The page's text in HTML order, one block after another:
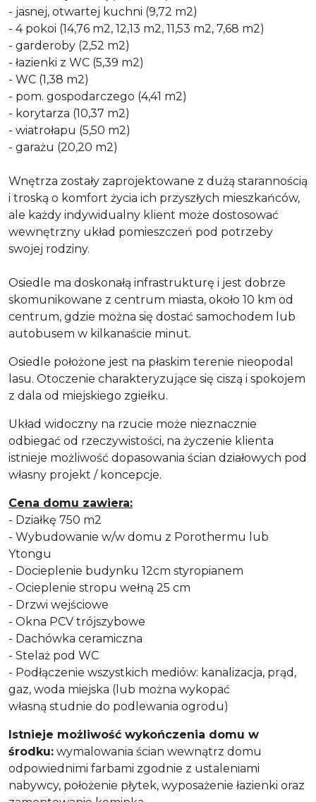
- jasnej, otwartej kuchni (9,72 m2)
- 4 pokoi (14,76 m2, 12,13 m2, 11,53 m2, 7,68 m2)
- garderoby (2,52 m2)
- łazienki z WC (5,39 m2)
- WC (1,38 m2)
- pom. gospodarczego (4,41 m2)
- korytarza (10,37 m2)
- wiatrołapu (5,50 m2)
- garażu (20,20 m2)
Wnętrza zostały zaprojektowane z dużą starannością
i troską o komfort życia ich przyszłych mieszkańców,
ale każdy indywidualny klient może dostosować
wewnętrzny układ pomieszczeń pod potrzeby
swojej rodziny.
Osiedle ma doskonałą infrastrukturę i jest dobrze
skomunikowane z centrum miasta, około 10 km od
centrum, gdzie można się dostać samochodem lub
autobusem w kilkanaście minut.
Osiedle położone jest na płaskim terenie nieopodal
lasu. Otoczenie charakteryzujące się ciszą i spokojem
z dala od miejskiego zgiełku.
Układ widoczny na rzucie może nieznacznie
odbiegać od rzeczywistości, na życzenie klienta
istnieje możliwość dopasowania ścian działowych pod
własny projekt / koncepcje.
Cena domu zawiera:
- Działkę 750 m2
- Wybudowanie w/w domu z Porothermu lub
Ytongu
- Docieplenie budynku 12cm styropianem
- Ocieplenie stropu wełną 25 cm
- Drzwi wejściowe
- Okna PCV trójszybowe
- Dachówka ceramiczna
- Stelaż pod WC
- Podłączenie wszystkich mediów: kanalizacja, prąd,
gaz, woda miejska (lub można wykopać
własną studnie do podlewania ogrodu)
Istnieje możliwość wykończenia domu w
środku: wymalowania ścian wewnątrz domu
odpowiednimi farbami zgodnie z ustaleniami
nabywcy, położenie płytek, wyposażenie łazienki oraz